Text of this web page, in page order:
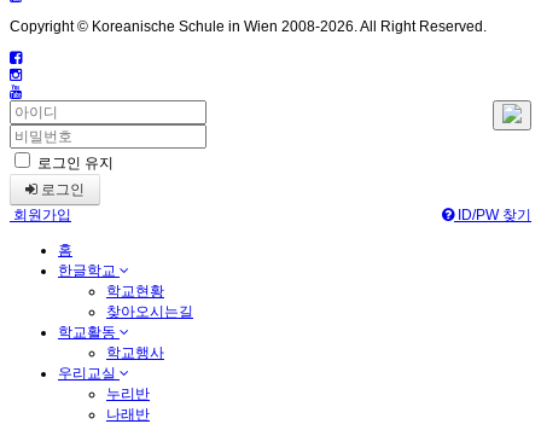
Copyright © Koreanische Schule in Wien 2008-2026. All Right Reserved.
로그인 유지
로그인
회원가입
ID/PW 찾기
홈
한글학교
학교현황
찾아오시는길
학교활동
학교행사
우리교실
누리반
나래반